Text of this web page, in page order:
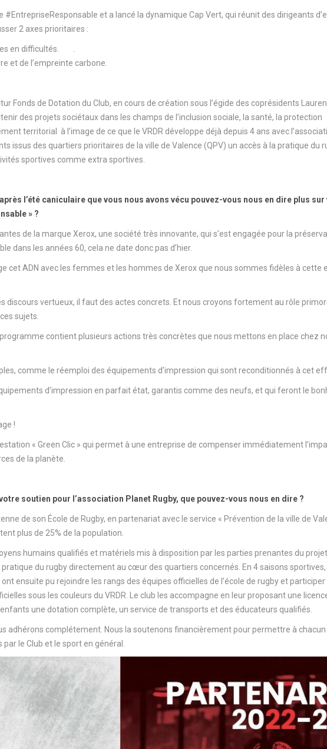
#EntrepriseResponsable et a lancé la dynamique Cap Vert, qui réunit des dirigeants
2 axes prioritaires :
en difficultés. .
et de l’empreinte carbone.
Fonds de Dotation du Club, en cours de création sous l’égide des coprésidents
des projets sociétaux dans les champs de l’inclusion sociale, la santé, la protection
territorial à l’image de ce que le VRDR développe déjà depuis 4 ans avec
issus des quartiers prioritaires de la ville de Valence (QPV) un accès à la pratique du
sportives comme extra sportives.
l’été caniculaire que vous nous avons vécu pouvez-vous nous en dire plus
» ?
de la marque Xerox, une société très innovante, qui s’est engagée pour la
dans les années 60, cela ne date donc pas d’hier.
cet ADN avec les femmes et les hommes de Xerox que nous sommes fidèles à cette
discours vertueux, il faut des actes concrets. Et nous croyons fortement au rôle
sujets.
contient plusieurs actions très concrètes que nous mettons en place chez
comme le réemploi des équipements d’impression qui sont reconditionnés à cet
d’impression en parfait état, garantis comme des neufs, et qui feront le
!
« Green Clic » qui permet à une entreprise de compenser immédiatement
de la planète.
soutien pour l’association Planet Rugby, que pouvez-vous nous en dire ?
de son École de Rugby, en partenariat avec le service « Prévention de la ville de
plus de 25% de la population.
humains qualifiés et matériels mis à disposition par les parties prenantes du
du rugby directement au cœur des quartiers concernés. En 4 saisons sportives,
ensuite pu rejoindre les rangs des équipes officielles de l’école de rugby et participer
sous les couleurs du VRDR. Le club les accompagne en leur proposant une
une dotation complète, un service de transports et des éducateurs qualifiés.
adhérons complétement. Nous la soutenons financièrement pour permettre à chacun
le Club et le sport en général.